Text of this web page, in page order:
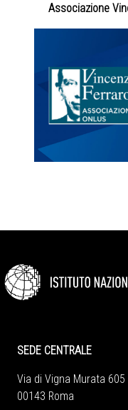
Associazione
SEDE CENTRALE
Via di Vigna Murata 605
00143 Roma